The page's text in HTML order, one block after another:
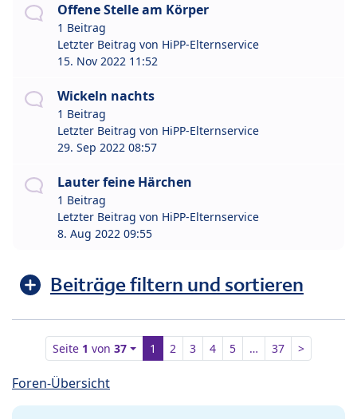
Offene Stelle am Körper
1 Beitrag
Letzter Beitrag von HiPP-Elternservice
15. Nov 2022 11:52
Wickeln nachts
1 Beitrag
Letzter Beitrag von HiPP-Elternservice
29. Sep 2022 08:57
Lauter feine Härchen
1 Beitrag
Letzter Beitrag von HiPP-Elternservice
8. Aug 2022 09:55
Beiträge filtern und sortieren
Seite 1 von37 1 2 3 4 5 … 37 >
Foren-Übersicht